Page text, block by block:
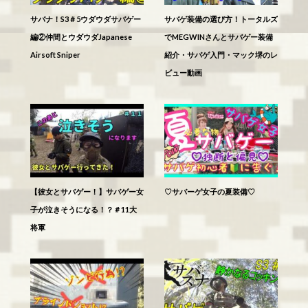
サバナ！S3＃5ウダウダサバゲー
編②仲間とウダウダJapanese
Airsoft Sniper
サバゲ装備の選び方！トータルズ
でMEGWINさんとサバゲー装備
紹介・サバゲ入門・マック堺のレ
ビュー動画
【彼女とサバゲー！】サバゲー女
子が泣きそうになる！？＃11大
将軍
♡サバーゲ女子の夏装備♡